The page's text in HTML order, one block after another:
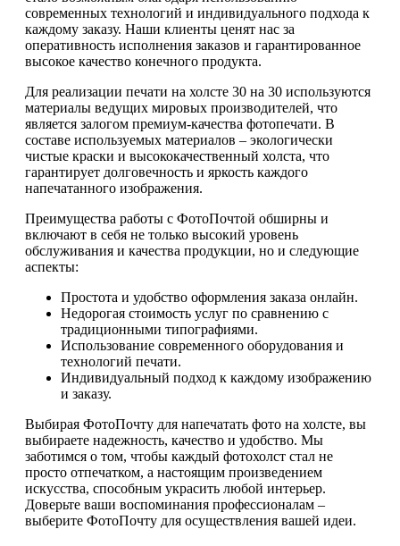
современных технологий и индивидуального подхода к
каждому заказу. Наши клиенты ценят нас за
оперативность исполнения заказов и гарантированное
высокое качество конечного продукта.
Для реализации печати на холсте 30 на 30 используются
материалы ведущих мировых производителей, что
является залогом премиум-качества фотопечати. В
составе используемых материалов – экологически
чистые краски и высококачественный холста, что
гарантирует долговечность и яркость каждого
напечатанного изображения.
Преимущества работы с ФотоПочтой обширны и
включают в себя не только высокий уровень
обслуживания и качества продукции, но и следующие
аспекты:
Простота и удобство оформления заказа онлайн.
Недорогая стоимость услуг по сравнению с
традиционными типографиями.
Использование современного оборудования и
технологий печати.
Индивидуальный подход к каждому изображению
и заказу.
Выбирая ФотоПочту для напечатать фото на холсте, вы
выбираете надежность, качество и удобство. Мы
заботимся о том, чтобы каждый фотохолст стал не
просто отпечатком, а настоящим произведением
искусства, способным украсить любой интерьер.
Доверьте ваши воспоминания профессионалам –
выберите ФотоПочту для осуществления вашей идеи.